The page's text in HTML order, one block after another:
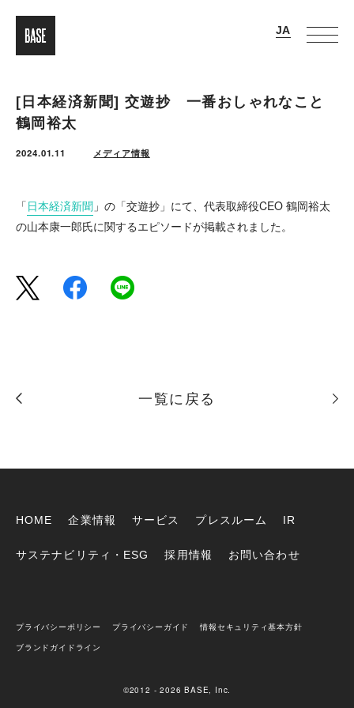
[日本経済新聞] 交遊抄 一番おしゃれなこと
鶴岡裕太
2024.01.11 メディア情報
「日本経済新聞 」の「交遊抄」にて、代表取締役CEO 鶴岡裕太
の山本康一郎氏に関するエピソードが掲載されました。
一覧に戻る
HOME 企業情報 サービス プレスルーム IR
サステナビリティ・ESG 採用情報 お問い合わせ
プライバシーポリシー プライバシーガイド
情報セキュリティ基本方針
ブランドガイドライン
©2012 - 2026 BASE, Inc.